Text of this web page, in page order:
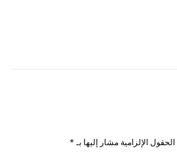
الحقول الإلزامية مشار إليها بـ*